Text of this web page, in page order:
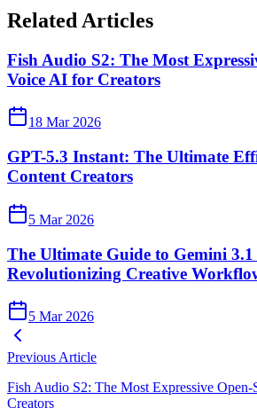
Related Articles
Fish Audio S2: The Most
Voice AI for Creators
18 Mar 2026
GPT-5.3 Instant: The Ultimate
Content Creators
5 Mar 2026
The Ultimate Guide to Gemini
Revolutionizing Creative
5 Mar 2026
Previous Article
Fish Audio S2: The Most Expressive
Creators